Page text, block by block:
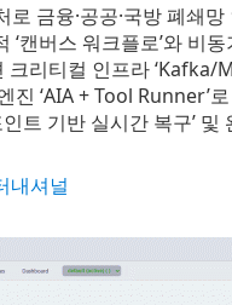
로 금융·공공·국방 폐쇄
캔버스 워크플로’와 비
리티컬 인프라 ‘Kafka/
진 ‘AIA + Tool Runner’
트 기반 실시간 복구’
내셔널